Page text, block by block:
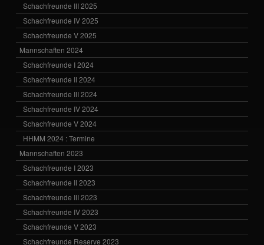
Schachfreunde III 2025
Schachfreunde IV 2025
Schachfreunde V 2025
Mannschaften 2024
Schachfreunde I 2024
Schachfreunde II 2024
Schachfreunde III 2024
Schachfreunde IV 2024
Schachfreunde V 2024
HHMM 2024 : Termine
Mannschaften 2023
Schachfreunde I 2023
Schachfreunde II 2023
Schachfreunde III 2023
Schachfreunde IV 2023
Schachfreunde V 2023
Schachfreunde Reserve 2023